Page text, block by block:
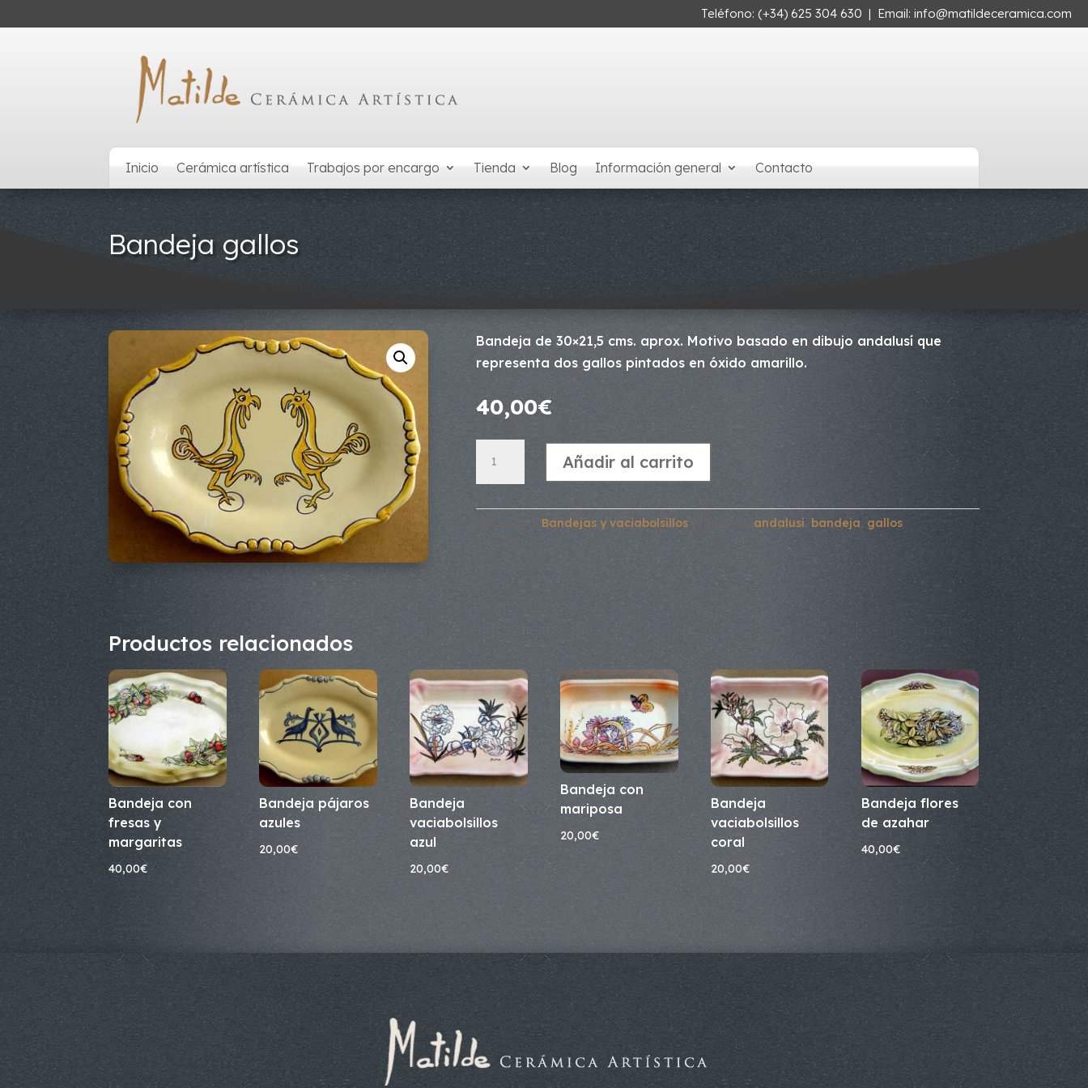
Teléfono: (+34) 625 304 630 | Email: info@matildeceramica.com
Inicio Cerámica artística Trabajos por encargo Tienda Blog Información general Contacto
Bandeja gallos
Bandeja de 30×21,5 cms. aprox. Motivo basado en dibujo andalusí que
representa dos gallos pintados en óxido amarillo.
40,00€
gallos
cantidad
Añadir al carrito
Categoría: Bandejas y vaciabolsillos andalusí bandeja, gallos
Productos relacionados
Bandeja con
fresas y
margaritas
40,00€
Bandeja pájaros
azules
20,00€
Bandeja
vaciabolsillos
azul
20,00€
Bandeja con
mariposa
20,00€
Bandeja
vaciabolsillos
coral
20,00€
Bandeja flores
de azahar
40,00€